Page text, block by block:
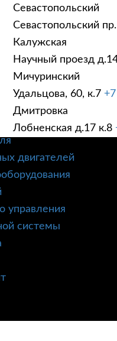
Севастопольский
Севастопольский
Калужская
Научный проезд
Мичуринский
Удальцова, 60, к.7
Дмитровка
Лобненская д.17 к.8
УСЛУГИ
двигателей
управления
системы